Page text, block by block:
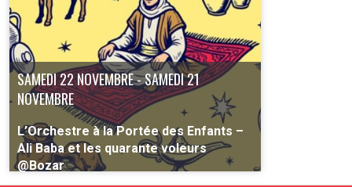
SAMEDI 22 NOVEMBRE - SAMEDI 21
NOVEMBRE
L’Orchestre à la Portée des Enfants –
Ali Baba et les quarante voleurs
@Bozar
À partir de 5 ans